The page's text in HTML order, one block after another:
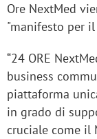
Ore NextMed
"manifesto per il
“24 ORE
business
piattaforma
in grado di
cruciale come il